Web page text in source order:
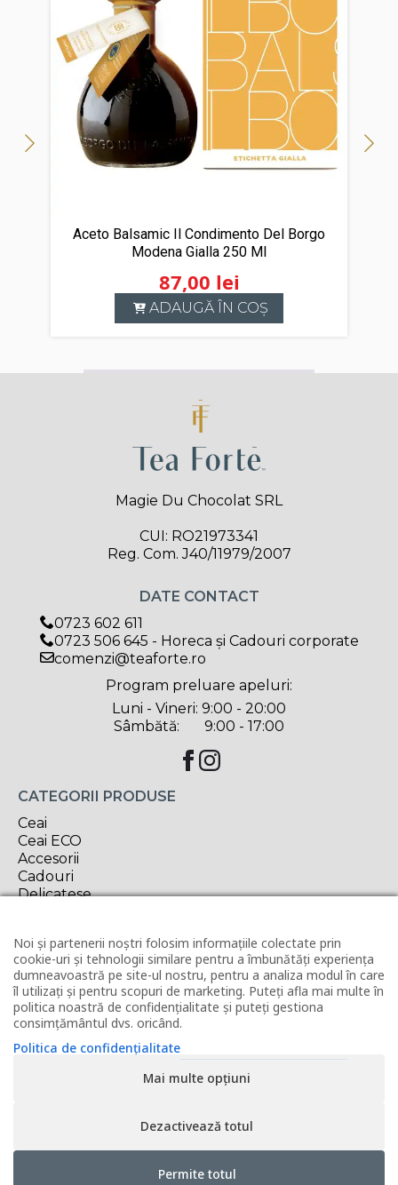
Aceto Balsamic Il Condimento Del Borgo
Modena Gialla 250 Ml
87,00 lei
ADAUGĂ ÎN COȘ
Magie Du Chocolat SRL
CUI: RO21973341
Reg. Com. J40/11979/2007
CATEGORII PRODUSE
Ceai
Ceai ECO
Accesorii
Cadouri
Delicatese
INFORMAȚII UTILE
Contact
Horeca
Revânzător Tea Forté
Condiții de livrare
Modalități de plată
Politica de confidențialitate
DATE CONTACT
0723 602 611
0723 506 645 - Horeca și Cadouri corporate
comenzi@teaforte.ro
Program preluare apeluri:
Luni - Vineri: 9:00 - 20:00
Sâmbătă: 9:00 - 17:00
Noi și partenerii noștri folosim informațiile colectate prin
cookie-uri și tehnologii similare pentru a îmbunătăți experiența
dumneavoastră pe site-ul nostru, pentru a analiza modul în care
îl utilizați și pentru scopuri de marketing. Puteți afla mai multe în
politica noastră de confidențialitate și puteți gestiona
consimțământul dvs. oricând.
Politica de confidențialitate
Mai multe opțiuni
Dezactivează totul
Permite totul